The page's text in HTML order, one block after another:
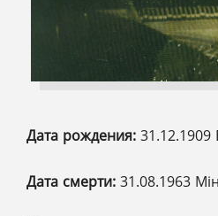
Дата рождения:
Дата смерти: 31.08.1963